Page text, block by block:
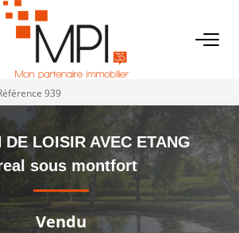
VENTES
Biens À Vendre
Biens Vendus
LOCATIONS
939
DE LOISIR AVEC ETANG
sous montfort
Vendu